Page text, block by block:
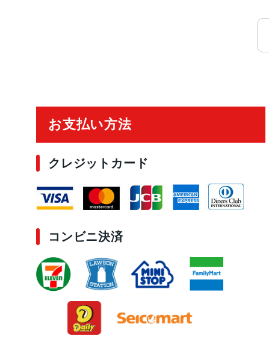
お支払い方法
クレジットカード
コンビニ決済